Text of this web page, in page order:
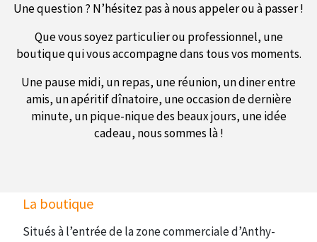
Une question ? N’hésitez pas à nous appeler ou à passer !
Que vous soyez particulier ou professionnel, une
boutique qui vous accompagne dans tous vos moments.
Une pause midi, un repas, une réunion, un diner entre
amis, un apéritif dînatoire, une occasion de dernière
minute, un pique-nique des beaux jours, une idée
cadeau, nous sommes là !
La boutique
Situés à l’entrée de la zone commerciale d’Anthy-